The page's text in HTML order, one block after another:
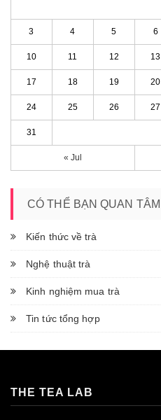
« Jul
3 4 5 6
10 11 12 13
17 18 19 20
24 25 26 27
31
CÓ THỂ BẠN QUAN TÂM
Kiến thức về trà
Nghệ thuật trà
Kinh nghiệm mua trà
Tin tức tổng hợp
THE TEA LAB